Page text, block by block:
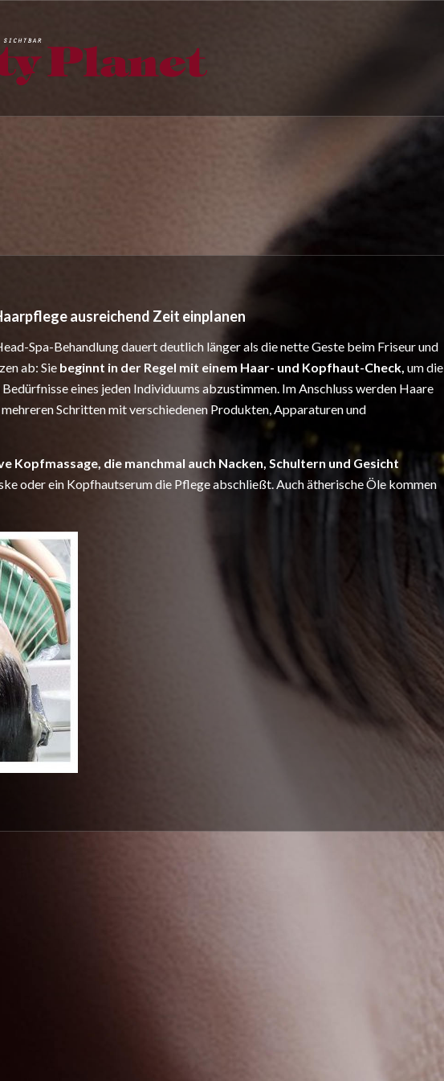
ausreichend Zeit einplanen
Spa-Behandlung dauert deutlich länger als die nette Geste beim Friseur und
ab: Sie beginnt in der Regel mit einem Haar- und Kopfhaut-Check, um die
eines jeden Individuums abzustimmen. Im Anschluss werden Haare
Schritten mit verschiedenen Produkten, Apparaturen und
Kopfmassage, die manchmal auch Nacken, Schultern und Gesicht
oder ein Kopfhautserum die Pflege abschließt. Auch ätherische Öle kommen